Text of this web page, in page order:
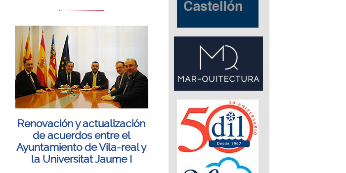
Renovación y actualización
de acuerdos entre el
Ayuntamiento de Vila-real y
la Universitat Jaume I